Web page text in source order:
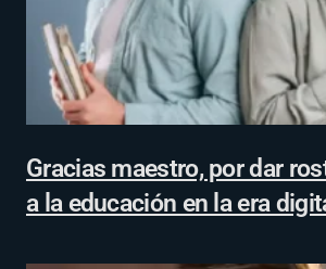
Gracias maestro, por dar
a la educación en la era